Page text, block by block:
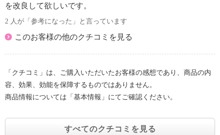
を改良して欲しいです。
2 人が「参考になった」と言っています
このお客様の他のクチコミを見る
「クチコミ」は、ご購入いただいたお客様の感想であり、商品の内
容、効果、効能を保障するものではありません。
商品情報については「基本情報」にてご確認ください。
すべてのクチコミを見る